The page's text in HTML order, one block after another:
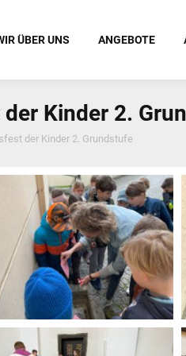
ÜBER UNS ANGEBOTE
Kinder 2.
der Kinder 2. Grundstufe